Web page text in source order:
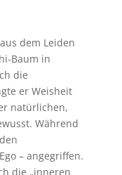
dem Leiden
Baum in
die
er Weisheit
natürlichen,
Während
– angegriffen.
die „inneren